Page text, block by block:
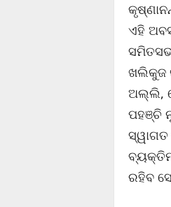
ଏହି
ଖଲିକୁଜ
ଅଲ୍ଲି,
ପହଞ୍ଚି
ରହିବ